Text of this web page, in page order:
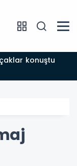
konuştu